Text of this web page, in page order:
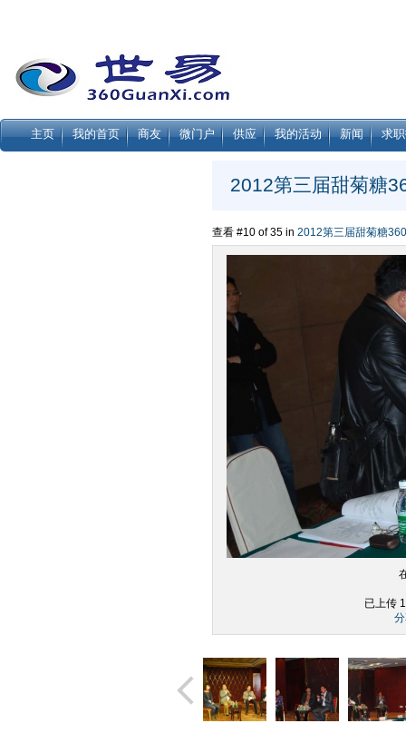
主页 我的首页 商友 微门户 供应 我的活动 新闻 求
2012第三届甜菊糖
查看 #10 of 35 in 2012第三届甜菊糖
已上传